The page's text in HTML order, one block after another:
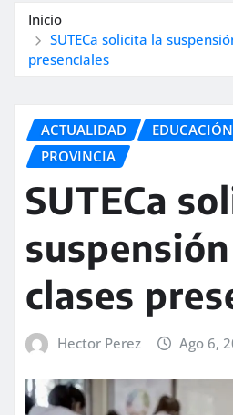
Inicio
SUTECa solicita la
presenciales
ACTUALIDAD EDUCACIÓN
PROVINCIA
SUTECa
clases
Hector Perez Ago 6,